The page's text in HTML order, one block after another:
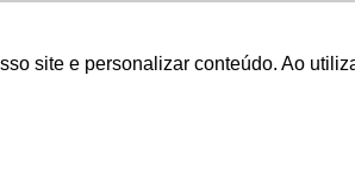
site e personalizar conteúdo. Ao